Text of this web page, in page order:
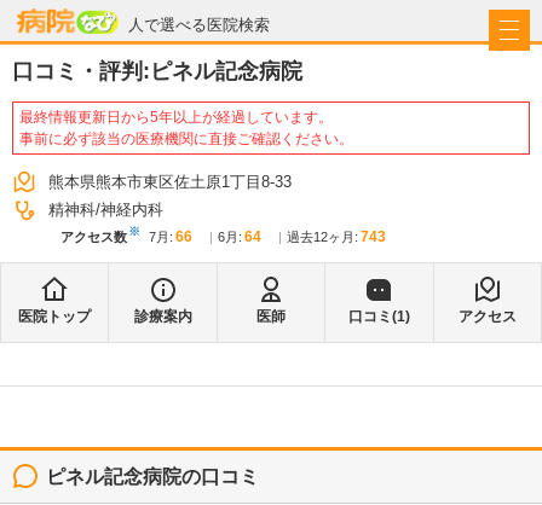
人で選べる医院検索
病院なび
口コミ・評判:ピネル記念病院
最終情報更新日から5年以上が経過しています。
事前に必ず該当の医療機関に直接ご確認ください。
熊本県熊本市東区佐土原1丁目8-33
精神科 神経内科
アクセス数※ 7月 : 66 6月 : 64 過去12ヶ月: 743
医院トップ 診療案内 医師 口コミ(1) アクセス
ピネル記念病院の口コミ